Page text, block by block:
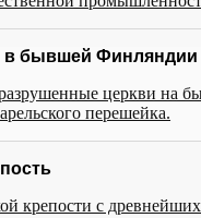
в бывшей Финляндии
церкви на
перешейка.
крепости с